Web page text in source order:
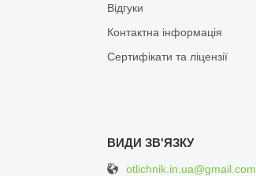
Відгуки
Контактна інформація
Сертифікати та ліцензії
otlichnik.in.ua@gmail.com